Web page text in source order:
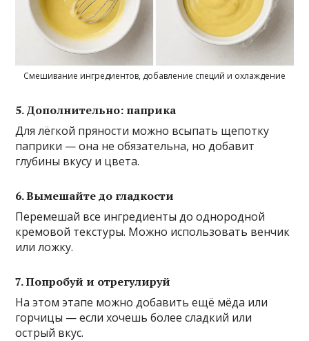
Смешивание ингредиентов, добавление специй и охлаждение
5. Дополнительно: паприка
Для лёгкой пряности можно всыпать щепотку
паприки — она не обязательна, но добавит
глубины вкусу и цвета.
6. Вымешайте до гладкости
Перемешай все ингредиенты до однородной
кремовой текстуры. Можно использовать венчик
или ложку.
7. Попробуй и отрегулируй
На этом этапе можно добавить ещё мёда или
горчицы — если хочешь более сладкий или
острый вкус.